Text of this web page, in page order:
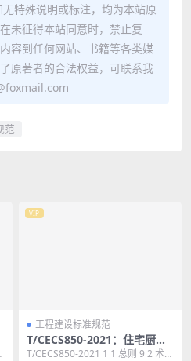
特殊说明或标注，均为本站原
未征得本站同意时，禁止复
容到任何网站、书籍等各类媒
原著者的合法权益，可联系我
范
VIP
工程建设标准规范
T/CECS850-2021：住宅厨房
空气污染控制通风设计标准
T/CECS850-2021 1 1 总则 9 2 术